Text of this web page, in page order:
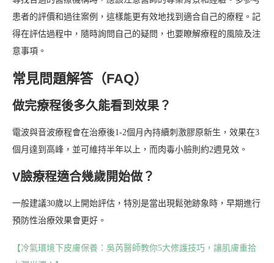
患者的評價和過往案例，這樣能更有效地找到適合自己的療程。記
得在評估過程中，隨時詢問自己的疑問，也要瞭解療程的風險及注
意事項。
常見問題解答（FAQ）
做完療程後多久能看到效果？
電波與音波療程會在治療後1-2個月內持續刺激膠原新生，效果在3
個月達到高峰，並可維持半年以上，而肉毒小臉則約2週見效。
V臉療程適合幾歲開始做？
一般建議30歲以上開始評估，特別是當出現鬆弛跡象時，早期進行
預防性治療效果會更好。
【冷氣環境下皮膚保養：吳芮醫師教你5大修護技巧，讓肌膚重拾